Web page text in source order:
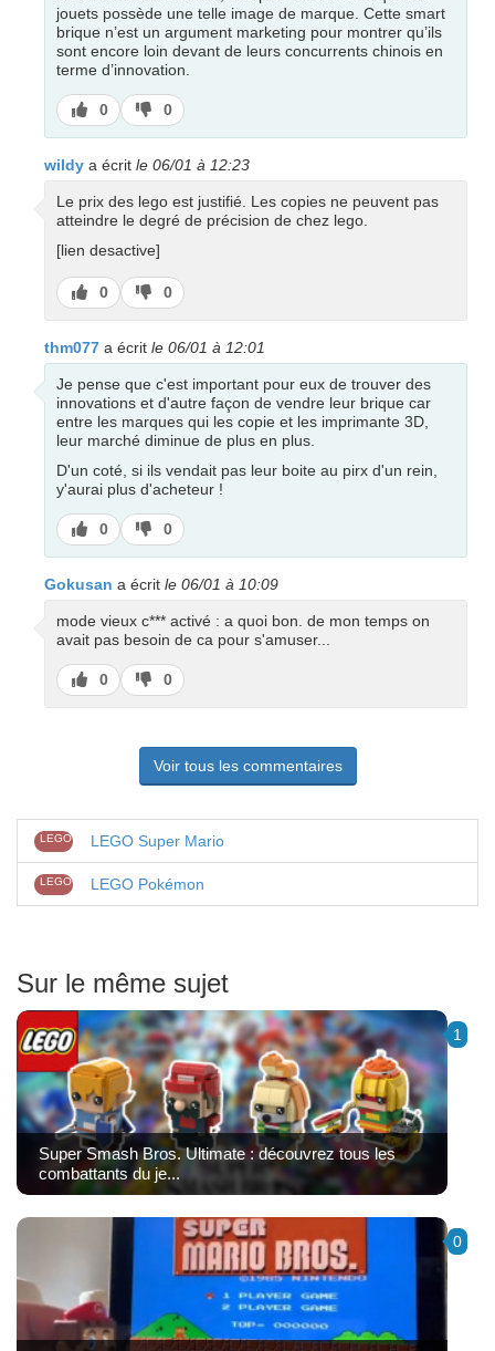
jouets possède une telle image de marque. Cette smart
brique n’est un argument marketing pour montrer qu’ils
sont encore loin devant de leurs concurrents chinois en
terme d’innovation.
J’aime
0
J’aime
pas
0
wildy a écrit le 06/01 à 12:23
Le prix des lego est justifié. Les copies ne peuvent pas
atteindre le degré de précision de chez lego.
[lien desactive]
J’aime
0
J’aime
pas
0
thm077 a écrit le 06/01 à 12:01
Je pense que c'est important pour eux de trouver des
innovations et d'autre façon de vendre leur brique car
entre les marques qui les copie et les imprimante 3D,
leur marché diminue de plus en plus.
D'un coté, si ils vendait pas leur boite au pirx d'un rein,
y'aurai plus d'acheteur !
J’aime
0
J’aime
pas
0
Gokusan a écrit le 06/01 à 10:09
mode vieux c*** activé : a quoi bon. de mon temps on
avait pas besoin de ca pour s'amuser...
J’aime
0
J’aime
pas
0
Voir tous les commentaires
LEGO LEGO Super Mario
LEGO LEGO Pokémon
Sur le même sujet
1
Super Smash Bros. Ultimate : découvrez tous les
combattants du je...
0